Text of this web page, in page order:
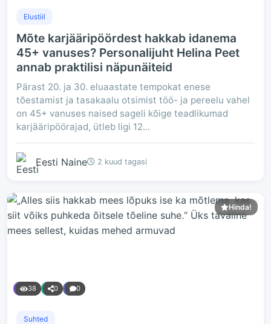
Elustiil
Mõte karjääripöördest hakkab idanema
45+ vanuses? Personalijuht Helina Peet
annab praktilisi näpunäiteid
Pärast 20. ja 30. eluaastate tempokat enese
tõestamist ja tasakaalu otsimist töö- ja pereelu vahel
on 45+ vanuses naised sageli kõige teadlikumad
karjääripöörajad, ütleb ligi 12...
Eesti Naine 2 kuud tagasi
Hinda!
38 0 0
Suhted